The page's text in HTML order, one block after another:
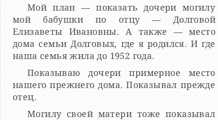
Мой план — показать дочери могилу
мой бабушки по отцу — Долговой
Елизаветы Ивановны. А также — место
дома семьи Долговых, где я родился. И где
наша семья жила до 1952 года.
Показываю дочери примерное место
нашего прежнего дома. Показывал прежде
отец.
Могилу своей матери тоже показывал